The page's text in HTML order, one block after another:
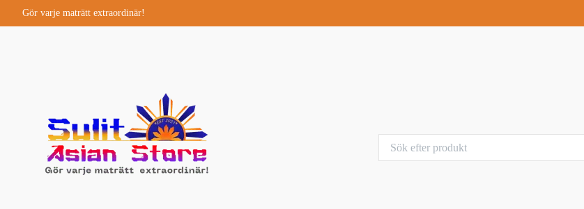
Gör varje maträtt extraordinär!